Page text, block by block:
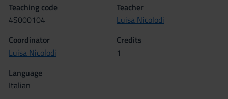
Teaching code
4S000104
Teacher
Luisa Nicolodi
Coordinator
Luisa Nicolodi
Credits
1
Language
Italian